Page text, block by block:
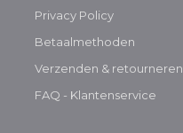
Privacy Policy
Betaalmethoden
Verzenden & retourneren
FAQ - Klantenservice